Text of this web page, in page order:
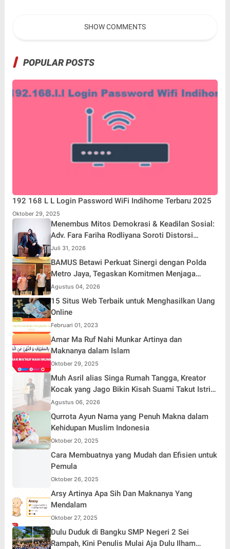
Main Hakim Sendiri
SHOW COMMENTS
POPULAR POSTS
192 168 L L Login Password WiFi Indihome Terbaru 2025
Oktober 29, 2025
Menembus Mitos Demokrasi & Keadilan Sosial:
Adv. Fara Fariha Rodliyana Soroti Distorsi
Simpati Publik dan Aksi Main Hakim Sendiri
Juli 31, 2026
BAMUS Betawi Perkuat Sinergi dengan Polda
Metro Jaya, Tegaskan Komitmen Menjaga
Jakarta Aman, Damai, dan Kondusif Jelang HUT
ke-81 Republik Indonesia
Agustus 04, 2026
15 Situs Web Terbaik untuk Menghasilkan Uang
Online
Februari 01, 2023
Amar Ma Ruf Nahi Munkar Artinya dan
Maknanya dalam Islam
Oktober 29, 2025
Muh Asril alias Singa Rumah Tangga, Kreator
Kocak yang Jago Bikin Kisah Suami Takut Istri
Jadi Hiburan
Agustus 06, 2026
Qurrota Ayun Nama yang Penuh Makna dalam
Kehidupan Muslim Indonesia
Oktober 20, 2025
Cara Membuatnya yang Mudah dan Efisien untuk
Pemula
Oktober 26, 2025
Arsy Artinya Apa Sih Dan Maknanya Yang
Mendalam
Oktober 27, 2025
Dulu Duduk di Bangku SMP Negeri 2 Sei
Rampah, Kini Penulis Mulai Aja Dulu Ilham